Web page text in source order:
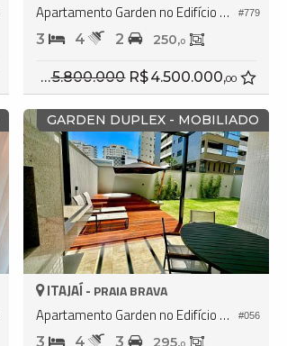
#779
Apartamento Garden no Edifício Sunset Brava
3 4 2 250,0
R$ 5.800.000 R$ 4.500.000,00
GARDEN DUPLEX - MOBILIADO
#056
ITAJAÍ - PRAIA BRAVA
Apartamento Garden no Edifício Le Blanc Residence
3 4 3 295,